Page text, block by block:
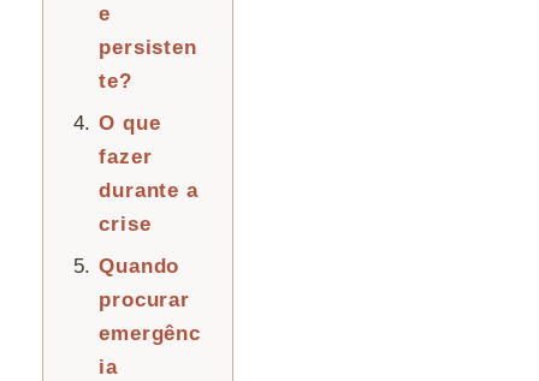
e
persisten
te?
O que
fazer
durante a
crise
Quando
procurar
emergênc
ia